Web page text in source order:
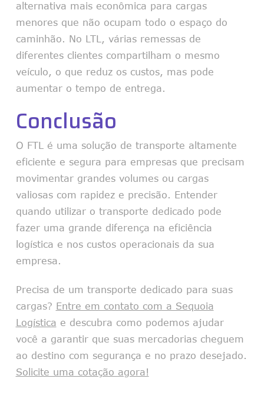
alternativa mais econômica para cargas
menores que não ocupam todo o espaço do
caminhão. No LTL, várias remessas de
diferentes clientes compartilham o mesmo
veículo, o que reduz os custos, mas pode
aumentar o tempo de entrega.
Conclusão
O FTL é uma solução de transporte altamente
eficiente e segura para empresas que precisam
movimentar grandes volumes ou cargas
valiosas com rapidez e precisão. Entender
quando utilizar o transporte dedicado pode
fazer uma grande diferença na eficiência
logística e nos custos operacionais da sua
empresa.
Precisa de um transporte dedicado para suas
cargas? Entre em contato com a Sequoia
Logística e descubra como podemos ajudar
você a garantir que suas mercadorias cheguem
ao destino com segurança e no prazo desejado.
Solicite uma cotação agora!